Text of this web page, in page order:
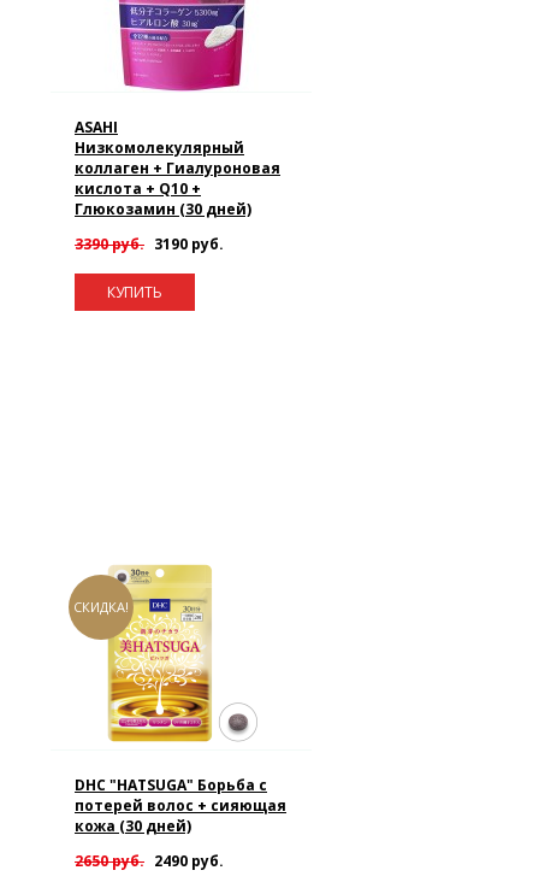
ASAHI
Низкомолекулярный
коллаген + Гиалуроновая
кислота + Q10 +
Глюкозамин (30 дней)
3390 руб. 3190 руб.
КУПИТЬ
СКИДКА!
DHC "HATSUGA" Борьба с
потерей волос + сияющая
кожа (30 дней)
2650 руб. 2490 руб.